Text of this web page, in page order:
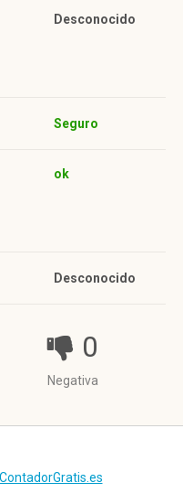
Desconocido
Seguro
ok
Desconocido
0
Negativa
ContadorGratis.es